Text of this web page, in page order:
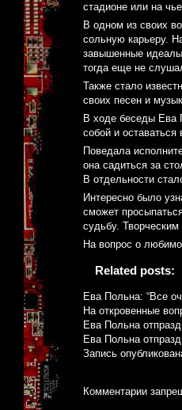
стадионе или на
В одном из своих
сольную карьеру.
завышенные
тогда еще не
Также стало
своих песен и
В ходе беседы Ева
собой и
Поведала
она садиться за
В отдельности
Интересно было
сможет
судьбу.
На вопрос о
Related posts:
Ева Польна: “Все
На откровенные
Ева Польна
Ева Польна
Запись
Комментарии